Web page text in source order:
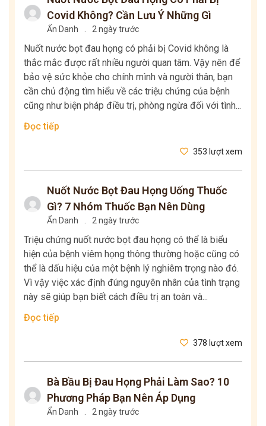
Covid Không? Cần Lưu Ý Những Gì
Ẩn Danh 2 ngày trước
Nuốt nước bọt đau họng có phải bị Covid không là
thắc mắc được rất nhiều người quan tâm. Vậy nên để
bảo vệ sức khỏe cho chính mình và người thân, bạn
cần chủ động tìm hiểu về các triệu chứng của bệnh
cũng như biện pháp điều trị, phòng ngừa đối với tình...
Đọc tiếp
353 lượt xem
Nuốt Nước Bọt Đau Họng Uống Thuốc
Gì? 7 Nhóm Thuốc Bạn Nên Dùng
Ẩn Danh 2 ngày trước
Triệu chứng nuốt nước bọt đau họng có thể là biểu
hiện của bệnh viêm họng thông thường hoặc cũng có
thể là dấu hiệu của một bệnh lý nghiêm trọng nào đó.
Vì vậy việc xác định đúng nguyên nhân của tình trạng
này sẽ giúp bạn biết cách điều trị an toàn và...
Đọc tiếp
378 lượt xem
Bà Bầu Bị Đau Họng Phải Làm Sao? 10
Phương Pháp Bạn Nên Áp Dụng
Ẩn Danh 2 ngày trước